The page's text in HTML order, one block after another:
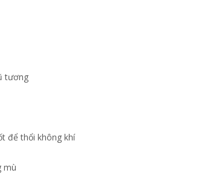
tương
để thổi không khí
mù